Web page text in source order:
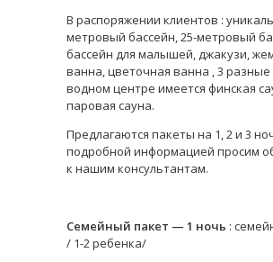
В распоряжении клиентов :
метровый бассейн, 25-метровый
бассейн для малышей, джакузи,
ванна, цветочная ванна , 3 разные
водном центре имеется финская
паровая сауна.
Предлагаются пакеты на 1, 2 и 3
подробной информацией просим
к нашим консультантам.
Семейный пакет — 1 ночь :
/ 1-2 ребенка/